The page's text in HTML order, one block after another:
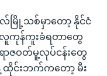
မြို့သစ်မှာတော့ နိုင်ငံ
ေ လူကုန်ကူးခံရတာတွေ
ာဇဝတ်မူ့လုပ်ငန်းတွေ
ထိုင်းဘက်ကတော့ မီး